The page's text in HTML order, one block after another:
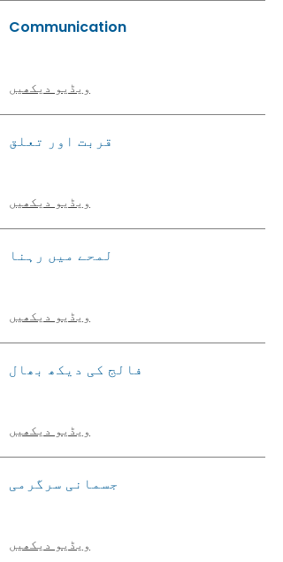
Communication
ویڈیو دیکھیں
قربت اور تعلق
ویڈیو دیکھیں
لمحے میں رہنا
ویڈیو دیکھیں
فالج کی دیکھ بھال
ویڈیو دیکھیں
جسمانی سرگرمی
ویڈیو دیکھیں